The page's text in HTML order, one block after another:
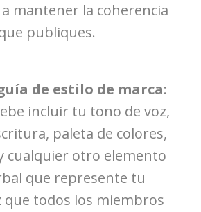
mantener la coherencia
publiques.
de estilo de marca:
incluir tu tono de voz,
paleta de colores,
cualquier otro elemento
que represente tu
que todos los miembros